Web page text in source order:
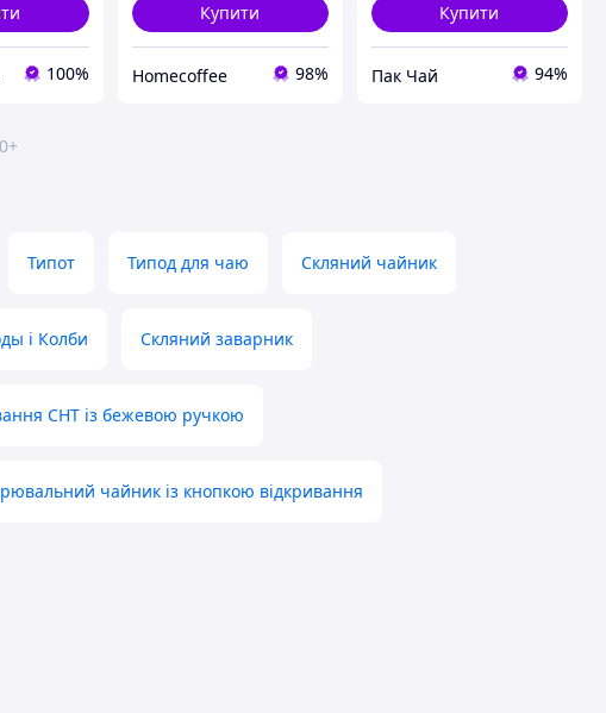
100%
Купити
Homecoffee 98%
Купити
Пак Чай 94%
Типот Типод для чаю Скляний чайник
і Колби Скляний заварник
СНТ із бежевою ручкою
чайник із кнопкою відкривання